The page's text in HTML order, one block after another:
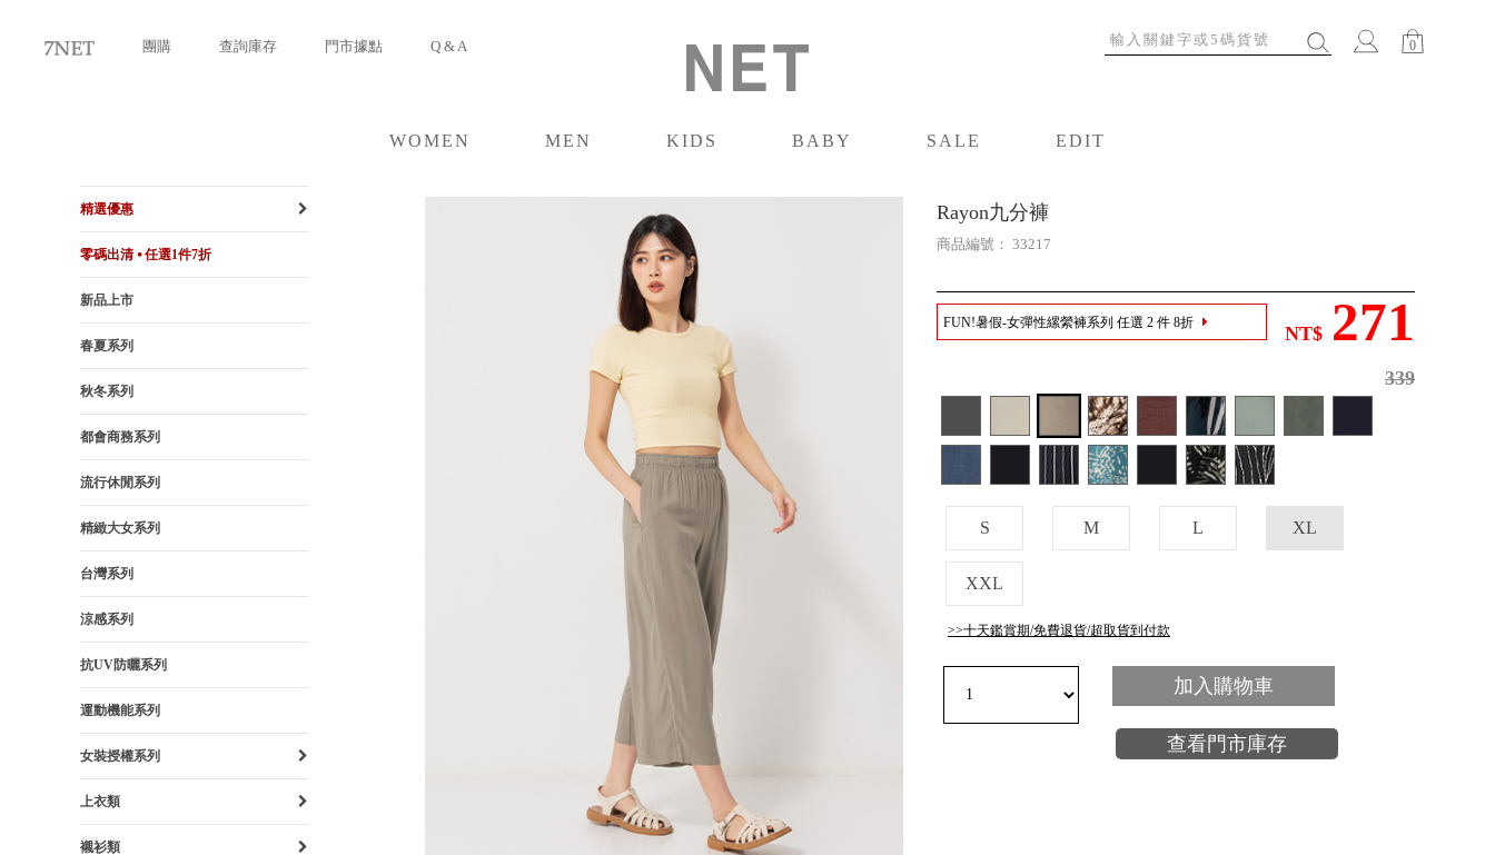
團購 查詢庫存 門市據點 Q & A 0
WOMEN
MEN
KIDS
BABY
SALE
EDIT
精選優惠
零碼出清 ⦁ 任選1件7折
新品上市
春夏系列
秋冬系列
都會商務系列
流行休閒系列
精緻大女系列
台灣系列
涼感系列
抗UV防曬系列
運動機能系列
女裝授權系列
上衣類
襯衫類
Rayon九分褲
商品編號： 33217
FUN!暑假-女彈性縲縈褲系列 任選 2 件 8折
NT$ 271
339
S M L XL
XXL
>>十天鑑賞期/免費退貨/超取貨到付款
加入購物車
查看門市庫存